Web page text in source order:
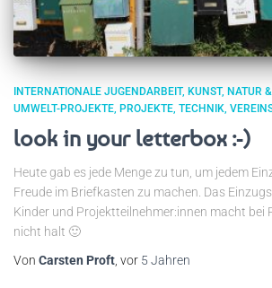
INTERNATIONALE JUGENDARBEIT KUNST NATUR
UMWELT-PROJEKTE PROJEKTE TECHNIK
look in your letterbox :-)
Heute gab es jede Menge zu tun, um jedem
Freude im Briefkasten zu machen. Das
Kinder und Projektteilnehmer:innen macht bei
nicht halt 🙂
Von Carsten Proft, vor 5 Jahren